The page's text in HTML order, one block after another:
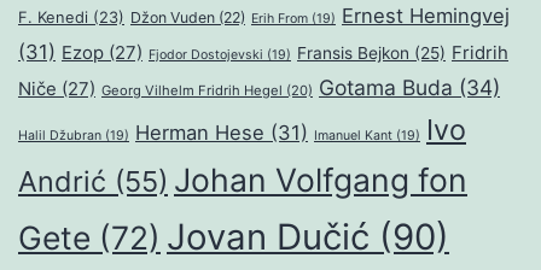
F. Kenedi (23) Džon Vuden (22) Erih From (19) Ernest Hemingvej
(31) Ezop (27) Fjodor Dostojevski (19) Fransis Bejkon (25) Fridrih
Niče (27) Georg Vilhelm Fridrih Hegel (20) Gotama Buda (34)
Halil Džubran (19) Herman Hese (31) Imanuel Kant (19)
Ivo
Andrić (55) Johan Volfgang fon
Gete (72) Jovan Dučić (90)